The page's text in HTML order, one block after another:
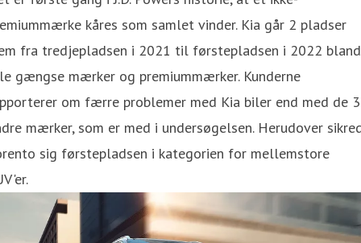
kåres som samlet vinder. Kia går 2 pladser
fra tredjepladsen i 2021 til førstepladsen i 2022
gængse mærker og premiummærker. Kunderne
om færre problemer med Kia biler end med de
mærker, som er med i undersøgelsen. Herudover
sig førstepladsen i kategorien for mellemstore